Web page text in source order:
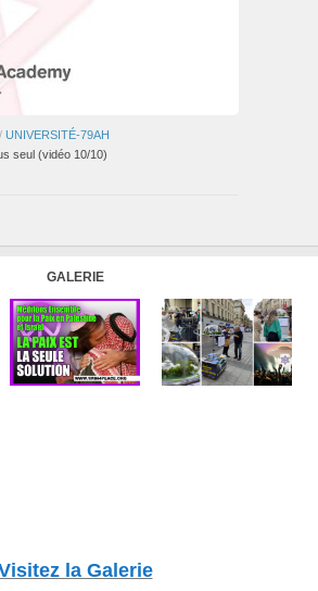
/ UNIVERSITÉ-79AH
seul (vidéo 10/10)
GALERIE
la Galerie